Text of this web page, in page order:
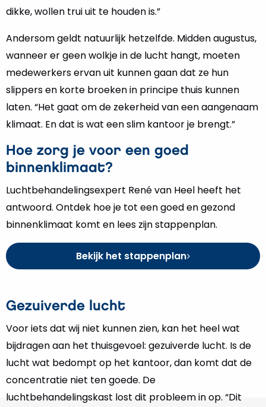
dikke, wollen trui uit te houden is.”
Andersom geldt natuurlijk hetzelfde. Midden augustus,
wanneer er geen wolkje in de lucht hangt, moeten
medewerkers ervan uit kunnen gaan dat ze hun
slippers en korte broeken in principe thuis kunnen
laten. “Het gaat om de zekerheid van een aangenaam
klimaat. En dat is wat een slim kantoor je brengt.”
Hoe zorg je voor een goed
binnenklimaat?
Luchtbehandelingsexpert René van Heel heeft het
antwoord. Ontdek hoe je tot een goed en gezond
binnenklimaat komt en lees zijn stappenplan.
Bekijk het stappenplan
Gezuiverde lucht
Voor iets dat wij niet kunnen zien, kan het heel wat
bijdragen aan het thuisgevoel: gezuiverde lucht. Is de
lucht wat bedompt op het kantoor, dan komt dat de
concentratie niet ten goede. De
luchtbehandelingskast lost dit probleem in op. “Dit